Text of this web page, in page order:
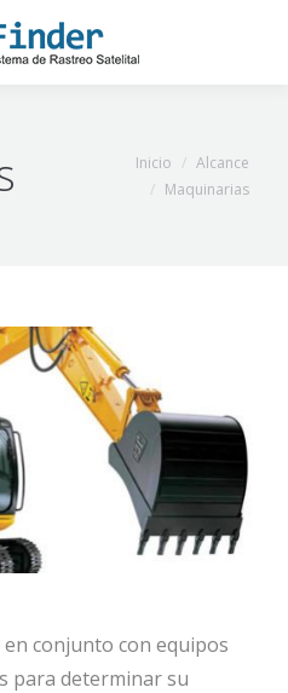
Inicio
Alcance
Maquinarias
en conjunto con equipos
para determinar su